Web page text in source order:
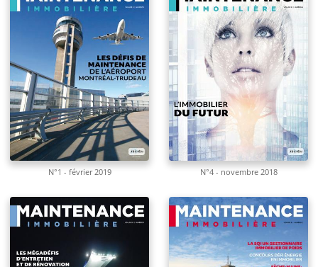
N°1 - février 2019 N°4 - novembre 2018